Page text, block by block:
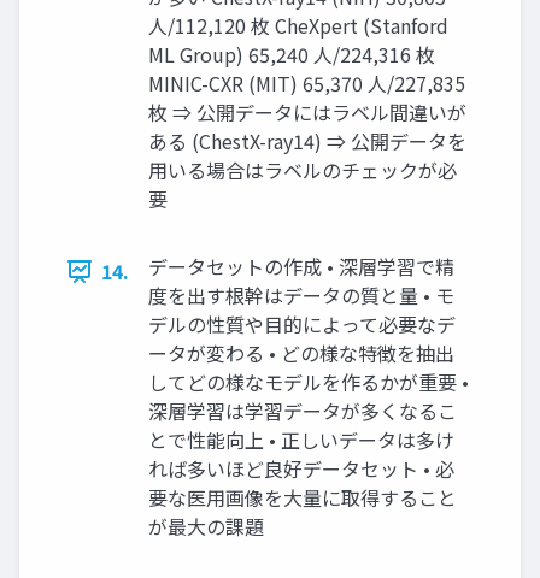
人/112,120 枚 CheXpert (Stanford
ML Group) 65,240 人/224,316 枚
MINIC-CXR (MIT) 65,370 人/227,835
枚 ⇒ 公開データにはラベル間違いが
ある (ChestX-ray14) ⇒ 公開データを
用いる場合はラベルのチェックが必
要
14.
データセットの作成 • 深層学習で精
度を出す根幹はデータの質と量 • モ
デルの性質や目的によって必要なデ
ータが変わる • どの様な特徴を抽出
してどの様なモデルを作るかが重要 •
深層学習は学習データが多くなるこ
とで性能向上 • 正しいデータは多け
れば多いほど良好データセット • 必
要な医用画像を大量に取得すること
が最大の課題